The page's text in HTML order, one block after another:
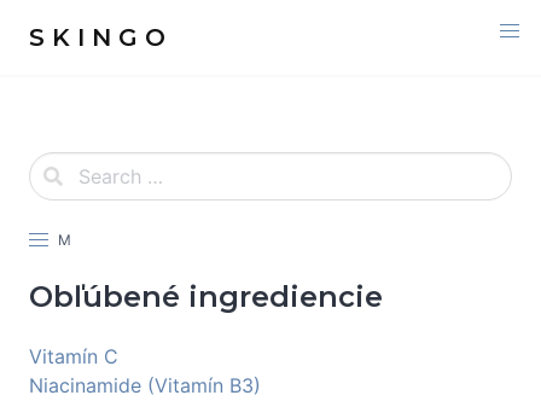
S K I N G O
M
Obľúbené ingrediencie
Vitamín C
Niacinamide (Vitamín B3)